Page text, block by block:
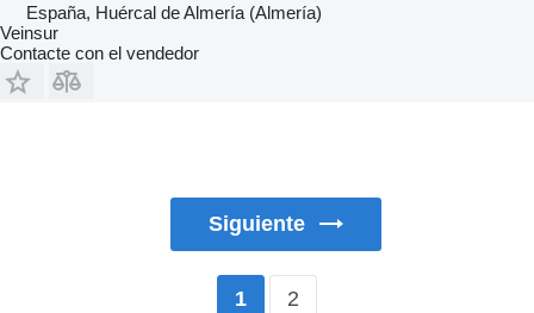
España, Huércal de Almería (Almería)
Veinsur
Contacte con el vendedor
Siguiente
1 2